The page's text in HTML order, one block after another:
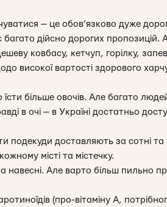
— це обов’язково дуже
багато дійсно дорогих
ковбасу, кетчуп, горілку,
високої вартості здорового
більше овочів. Але багато
в очі — в Україні достатньо
подекуди доставляють за сотні та
місті та містечку.
навесні. Але варто більш пильно
(про-вітаміну А,